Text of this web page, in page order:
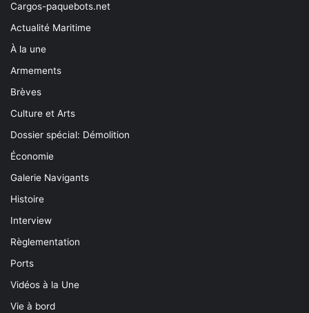
Cargos-paquebots.net
Actualité Maritime
À la une
Armements
Brèves
Culture et Arts
Dossier spécial: Démolition
Économie
Galerie Navigants
Histoire
Interview
Règlementation
Ports
Vidéos à la Une
Vie à bord